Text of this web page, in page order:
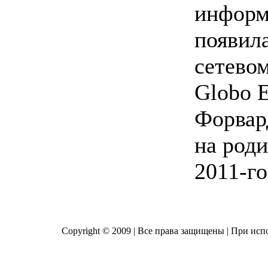
Globo
на
2011-
Copyright © 2009 | Все права защищены | При